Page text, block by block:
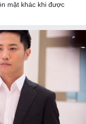
mặt khác khi được